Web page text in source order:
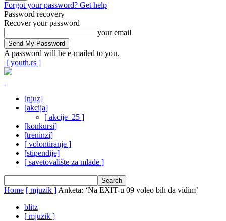
Forgot your password? Get help
Password recovery
Recover your password
your email
A password will be e-mailed to you.
[ youth.rs ]
[njuz]
[akcija]
[ akcije_25 ]
[konkursi]
[treninzi]
[ volontiranje ]
[stipendije]
[ savetovalište za mlade ]
Home [ mjuzik ] Anketa: ‘Na EXIT-u 09 voleo bih da vidim’
blitz
[ mjuzik ]